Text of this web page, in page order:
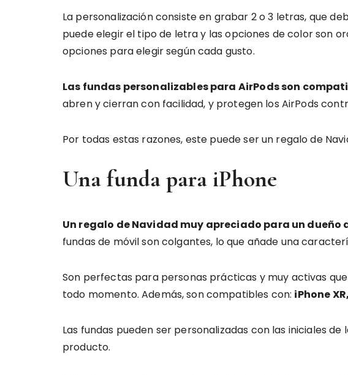
La personalización consiste en grabar 2 o 3 letras, que
puede elegir el tipo de letra y las opciones de color son
opciones para elegir según cada gusto.
Las fundas personalizables para AirPods son
abren y cierran con facilidad, y protegen los AirPods
Por todas estas razones, este puede ser un regalo de
Una funda para iPhone
Un regalo de Navidad muy apreciado para un dueño
fundas de móvil son colgantes, lo que añade una
Son perfectas para personas prácticas y muy activas
todo momento. Además, son compatibles con: iPhone
Las fundas pueden ser personalizadas con las iniciales
producto.